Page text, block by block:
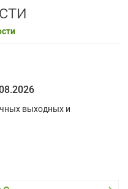
выходных и